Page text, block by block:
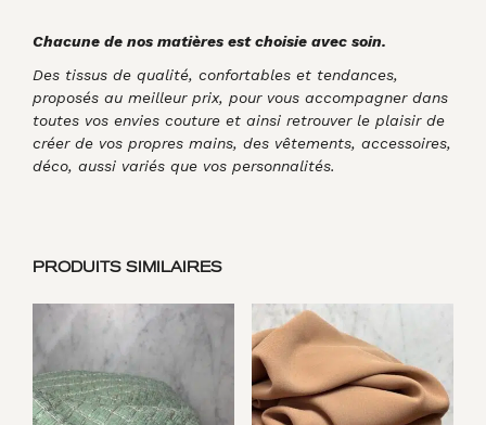
Chacune de nos matières est choisie avec soin.
Des tissus de qualité, confortables et tendances,
proposés au meilleur prix, pour vous accompagner dans
toutes vos envies couture et ainsi retrouver le plaisir de
créer de vos propres mains, des vêtements, accessoires,
déco, aussi variés que vos personnalités.
PRODUITS SIMILAIRES